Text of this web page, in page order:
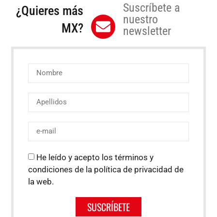
¿Quieres más
MX?
Suscríbete a
nuestro
newsletter
He leído y acepto los términos y
condiciones de la política de privacidad de
la web.
SUSCRÍBETE